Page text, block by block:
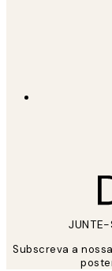
JUNTE-
Subscreva a